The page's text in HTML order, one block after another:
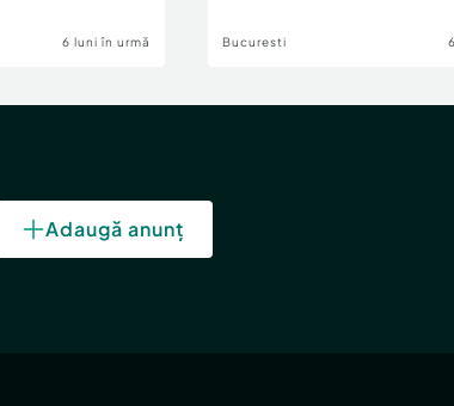
6 luni în urmă Bucuresti
Adaugă anunț